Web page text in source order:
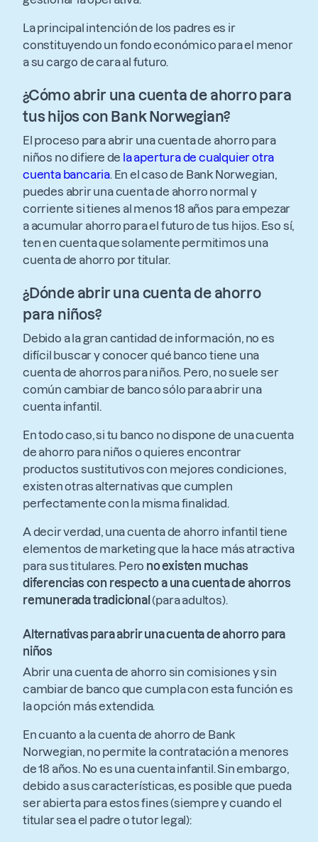
La principal intención de los padres es ir
constituyendo un fondo económico para el menor
a su cargo de cara al futuro.
¿Cómo abrir una cuenta de ahorro para
tus hijos con Bank Norwegian?
El proceso para abrir una cuenta de ahorro para
niños no difiere de la apertura de cualquier otra
cuenta bancaria. En el caso de Bank Norwegian,
puedes abrir una cuenta de ahorro normal y
corriente si tienes al menos 18 años para empezar
a acumular ahorro para el futuro de tus hijos. Eso sí,
ten en cuenta que solamente permitimos una
cuenta de ahorro por titular.
¿Dónde abrir una cuenta de ahorro
para niños?
Debido a la gran cantidad de información, no es
difícil buscar y conocer qué banco tiene una
cuenta de ahorros para niños. Pero, no suele ser
común cambiar de banco sólo para abrir una
cuenta infantil.
En todo caso, si tu banco no dispone de una cuenta
de ahorro para niños o quieres encontrar
productos sustitutivos con mejores condiciones,
existen otras alternativas que cumplen
perfectamente con la misma finalidad.
A decir verdad, una cuenta de ahorro infantil tiene
elementos de marketing que la hace más atractiva
para sus titulares. Pero no existen muchas
diferencias con respecto a una cuenta de ahorros
remunerada tradicional (para adultos).
Alternativas para abrir una cuenta de ahorro para
niños
Abrir una cuenta de ahorro sin comisiones y sin
cambiar de banco que cumpla con esta función es
la opción más extendida.
En cuanto a la cuenta de ahorro de Bank
Norwegian, no permite la contratación a menores
de 18 años. No es una cuenta infantil. Sin embargo,
debido a sus características, es posible que pueda
ser abierta para estos fines (siempre y cuando el
titular sea el padre o tutor legal):